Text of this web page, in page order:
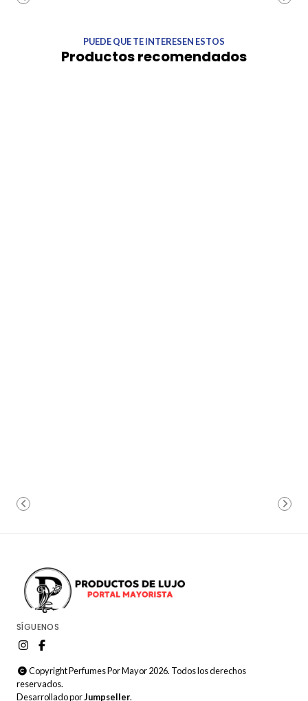
PUEDE QUE TE INTERESEN ESTOS
Productos recomendados
SÍGUENOS
Copyright Perfumes Por Mayor 2026. Todos los derechos
reservados.
Desarrollado porJumpseller.